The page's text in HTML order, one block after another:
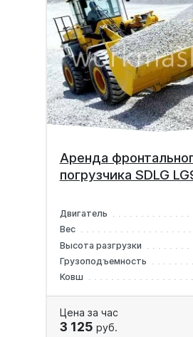
Аренда
погрузчика SDLG
Двигатель
Вес
Высота разгрузки
Грузоподъемность
Ковш
Цена за час
3 125 руб.